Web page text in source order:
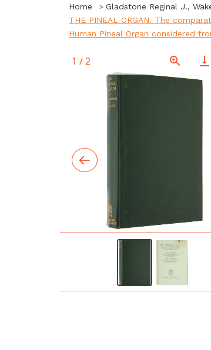
Home
Gladstone Reginal J.,
THE PINEAL ORGAN. The
Human Pineal Organ considered
1 /2